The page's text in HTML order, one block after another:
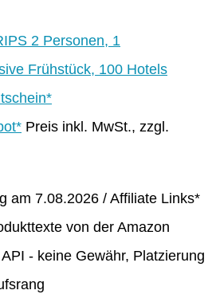
2 Personen, 1
Frühstück, 100 Hotels
Preis inkl. MwSt., zzgl.
am 7.08.2026 / Affiliate Links*
von der Amazon
- keine Gewähr, Platzierung